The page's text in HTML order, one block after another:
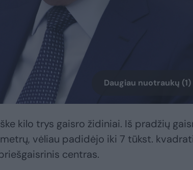
Daugiau nuotraukų (1)
kilo trys gaisro židiniai. Iš pradžių
vėliau padidėjo iki 7 tūkst.
centras.